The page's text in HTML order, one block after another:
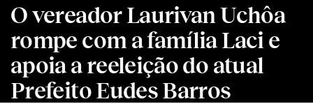
O vereador Laurivan Uchôa
rompe com a família Laci e
apoia a reeleição do atual
Prefeito Eudes Barros